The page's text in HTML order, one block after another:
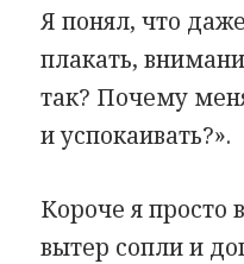
Я понял, что
плакать,
так? Почему
и успокаивать?».
Короче я просто
вытер сопли и